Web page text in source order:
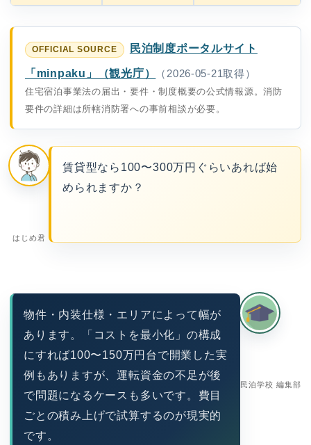
民泊制度ポータルサイト
「minpaku」（観光庁）
（2026-05-21取得）
住宅宿泊事業法の届出・要件・制度概要の公式情報源。消防
要件の詳細は所轄消防署への事前相談が必要。
はじめ君
賃貸型なら100〜300万円ぐらいあれば始
められますか？
民泊学校 編集部
物件・内装仕様・エリアによって幅が
あります。「コストを最小化」の構成
にすれば100〜150万円台で開業した実
例もありますが、運転資金の不足が後
で問題になるケースも多いです。費目
ごとの積み上げで試算するのが現実的
です。